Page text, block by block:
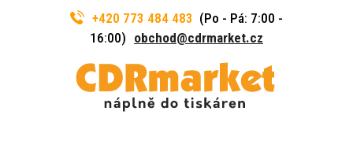
+420 773 484 483 (Po - Pá: 7:00 -
16:00) obchod@cdrmarket.cz